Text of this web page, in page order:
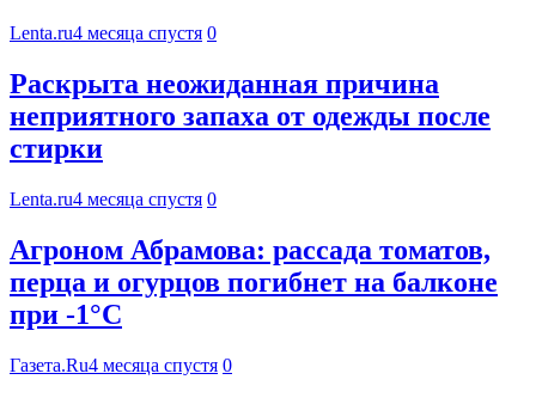
Lenta.ru4 месяца спустя 0
Раскрыта неожиданная причина
неприятного запаха от одежды после
стирки
Lenta.ru4 месяца спустя 0
Агроном Абрамова: рассада томатов,
перца и огурцов погибнет на балконе
при -1°C
Газета.Ru4 месяца спустя 0